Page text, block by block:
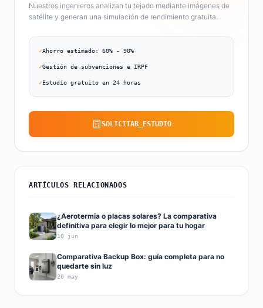
Nuestros ingenieros analizan tu tejado mediante imágenes de
satélite y generan una simulación de rendimiento gratuita.
✓Ahorro estimado: 60% - 90%
✓Gestión de subvenciones e IRPF
✓Estudio gratuito en 24 horas
SOLICITAR_ESTUDIO
ARTÍCULOS RELACIONADOS
¿Aerotermia o placas solares? La comparativa
definitiva para elegir lo mejor para tu hogar
10 jun
Comparativa Backup Box: guía completa para no
quedarte sin luz
20 may